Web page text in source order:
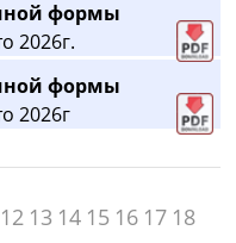
формы
2026г.
формы
2026г
12 13 14 15 16 17 18